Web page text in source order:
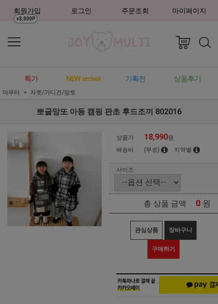
회원가입
+3,000P
로그인 주문조회 마이페이지
특가 NEW arrival 기획전 상품후기
아우터 자켓/가디건/망토
뽀글망또 아동 캠핑 판초 후드조끼 802016
상품가 18,990원
배송비
(무료) 지역별
사이즈
총 상품 금액 0 원
관심상품 장바구니
구매하기